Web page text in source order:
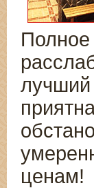
Полное
лучший
ценам!